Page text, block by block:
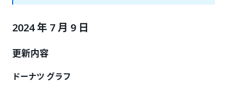
2024 年 7 月 9 日
更新内容
ドーナツ グラフ